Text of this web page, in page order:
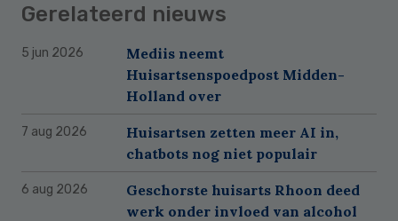
Gerelateerd nieuws
5 jun 2026
Mediis neemt
Huisartsenspoedpost Midden-
Holland over
7 aug 2026
Huisartsen zetten meer AI in,
chatbots nog niet populair
6 aug 2026
Geschorste huisarts Rhoon deed
werk onder invloed van alcohol